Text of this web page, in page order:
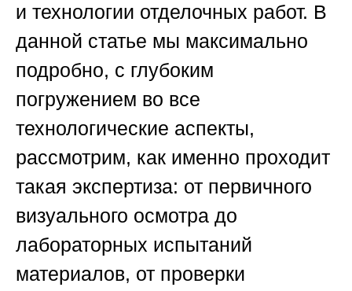
и технологии отделочных работ. В
данной статье мы максимально
подробно, с глубоким
погружением во все
технологические аспекты,
рассмотрим, как именно проходит
такая экспертиза: от первичного
визуального осмотра до
лабораторных испытаний
материалов, от проверки